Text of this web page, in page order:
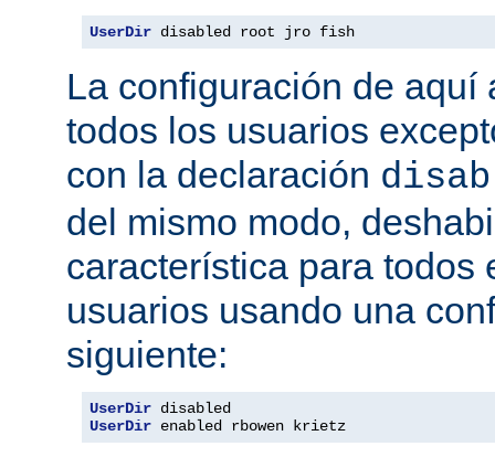
UserDir disabled root jro fish
La configuración de aquí
todos los usuarios
con la declaración
del mismo modo,
característica para todos
usuarios usando una
siguiente:
UserDir
UserDir enabled rbowen krietz